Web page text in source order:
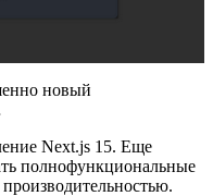
новый
Next.js 15. Еще
полнофункциональные